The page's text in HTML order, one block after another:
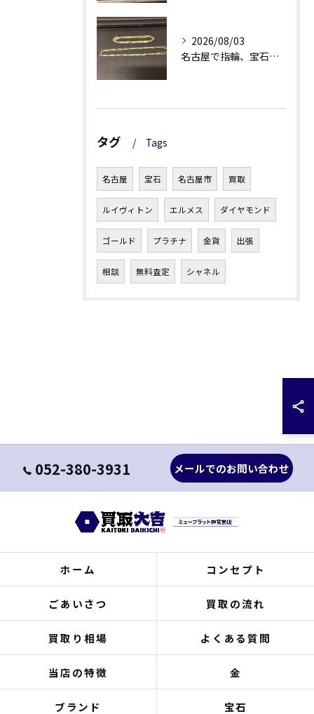
2026/08/03
名古屋で指輪、宝石買取なら当店で！！。
タグ Tags
名古屋 宝石 名古屋市 買取
ルイヴィトン エルメス ダイヤモンド
ゴールド プラチナ 金貨 出張
相談 無料査定 シャネル
052-380-3931 メールでのお問い合わせ
ホーム コンセプト
ごあいさつ 買取の流れ
買取り相場 よくある質問
当店の特徴 金
ブランド 宝石